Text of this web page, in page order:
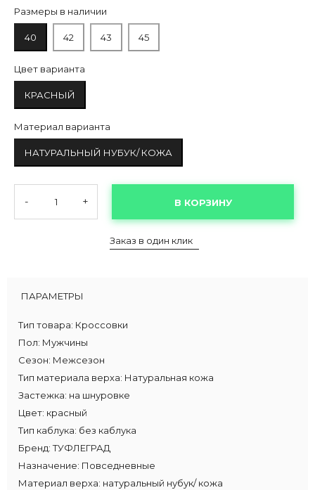
Размеры в наличии
40 42 43 45
Цвет варианта
КРАСНЫЙ
Материал варианта
НАТУРАЛЬНЫЙ НУБУК/ КОЖА
- + В КОРЗИНУ
Заказ в один клик
ПАРАМЕТРЫ
Тип товара: Кроссовки
Пол: Мужчины
Сезон: Межсезон
Тип материала верха: Натуральная кожа
Застежка: на шнуровке
Цвет: красный
Тип каблука: без каблука
Бренд: ТУФЛЕГРАД
Назначение: Повседневные
Материал верха: натуральный нубук/ кожа